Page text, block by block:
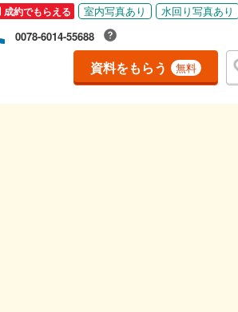
成約でもらえる 室内写真あり
水回り写真あり
0078-6014-55688
資料をもらう 無料